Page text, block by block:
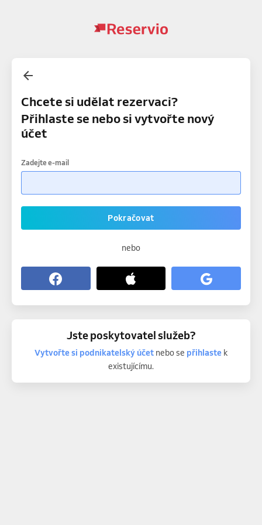
Chcete si udělat rezervaci?
Přihlaste se nebo si vytvořte nový
účet
Zadejte e-mail
Pokračovat
nebo
Jste poskytovatel služeb?
Vytvořte si podnikatelský účetnebo se přihlastek
existujícímu.